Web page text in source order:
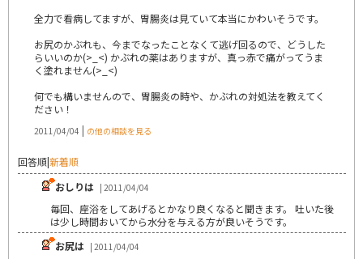
全力で看病してますが、胃腸炎は見ていて本当にかわいそうです。
お尻のかぶれも、今までなったことなくて逃げ回るので、どうした
らいいのか(>_<) かぶれの薬はありますが、真っ赤で痛がってうま
く塗れません(>_<)
何でも構いませんので、胃腸炎の時や、かぶれの対処法を教えてく
ださい！
2011/04/04 | の他の相談を見る
回答順|新着順
おしりは | 2011/04/04
毎回、座浴をしてあげるとかなり良くなると聞きます。 吐いた後
は少し時間おいてから水分を与える方が良いそうです。
お尻は | 2011/04/04